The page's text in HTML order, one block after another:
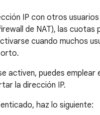
IP con otros
de NAT), las
cuando muchos
activen, puedes
la dirección IP.
haz lo siguiente: